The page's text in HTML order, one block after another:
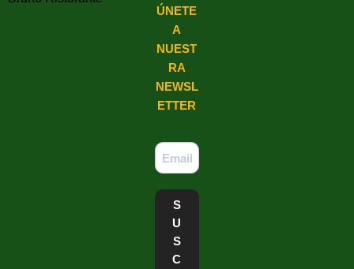
ÚNETE
A
NUEST
RA
NEWSL
ETTER
S
U
S
C